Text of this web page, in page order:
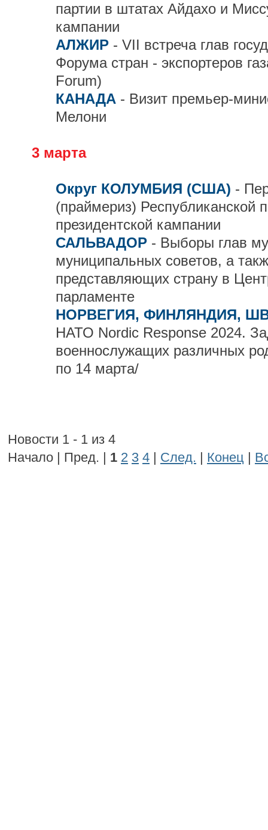
партии в штатах Айдахо и
кампании
АЛЖИР - VII встреча глав
Форума стран - экспортеров
Forum)
КАНАДА - Визит премьер-
Мелони
3 марта
Округ КОЛУМБИЯ (США) -
(праймериз) Республиканской
президентской кампании
САЛЬВАДОР - Выборы глав
муниципальных советов, а
представляющих страну в
парламенте
НОРВЕГИЯ, ФИНЛЯНДИЯ,
НАТО Nordic Response 2024.
военнослужащих различных
по 14 марта/
Новости 1 - 1 из 4
Начало | Пред. | 1 2 3 4 | След. | Конец |